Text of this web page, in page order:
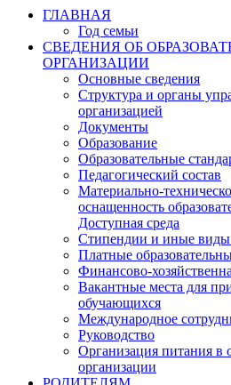
ГЛАВНАЯ
Год семьи
СВЕДЕНИЯ ОБ
ОРГАНИЗАЦИИ
Основные сведения
Структура и органы
организацией
Документы
Образование
Образовательные
Педагогический состав
Материально-
оснащенность
Доступная среда
Стипендии и иные виды
Платные
Финансово-
Вакантные места для
обучающихся
Международное
Руководство
Организация питания в
организации